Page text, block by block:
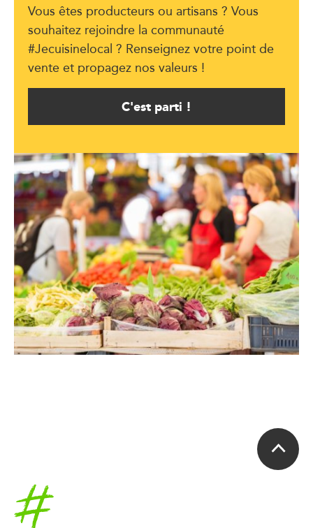
Vous êtes producteurs ou artisans ? Vous
souhaitez rejoindre la communauté
#Jecuisinelocal ? Renseignez votre point de
vente et propagez nos valeurs !
C'est parti !
Accueil